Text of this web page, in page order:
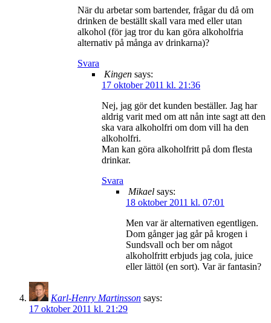
När du arbetar som bartender, frågar du då om
drinken de beställt skall vara med eller utan
alkohol (för jag tror du kan göra alkoholfria
alternativ på många av drinkarna)?
Svara
Kingen says:
17 oktober 2011 kl. 21:36
Nej, jag gör det kunden beställer. Jag har
aldrig varit med om att nån inte sagt att den
ska vara alkoholfri om dom vill ha den
alkoholfri.
Man kan göra alkoholfritt på dom flesta
drinkar.
Svara
Mikael says:
18 oktober 2011 kl. 07:01
Men var är alternativen egentligen.
Dom gånger jag går på krogen i
Sundsvall och ber om något
alkoholfritt erbjuds jag cola, juice
eller lättöl (en sort). Var är fantasin?
Karl-Henry Martinsson says:
17 oktober 2011 kl. 21:29